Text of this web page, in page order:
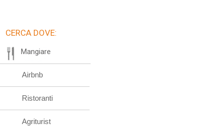
CERCA DOVE:
Mangiare
Airbnb
Ristoranti
Agriturist